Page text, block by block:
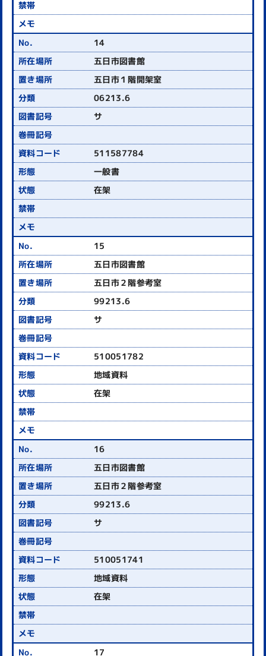
14
五日市図書館
五日市１階開架室
06213.6
サ
511587784
一般書
在架
15
五日市図書館
五日市２階参考室
99213.6
サ
510051782
地域資料
在架
16
五日市図書館
五日市２階参考室
99213.6
サ
510051741
地域資料
在架
17